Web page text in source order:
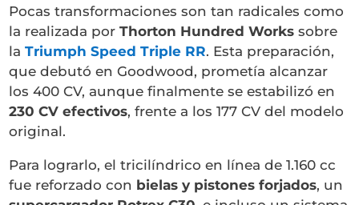
Pocas transformaciones son tan radicales como
la realizada porThorton Hundred Works sobre
laTriumph Speed Triple RR. Esta preparación,
que debutó en Goodwood, prometía alcanzar
los 400 CV, aunque finalmente se estabilizó en
230 CV efectivos, frente a los 177 CV del modelo
original.
Para lograrlo, el tricilíndrico en línea de 1.160 cc
fue reforzado con bielas y pistones forjados, un